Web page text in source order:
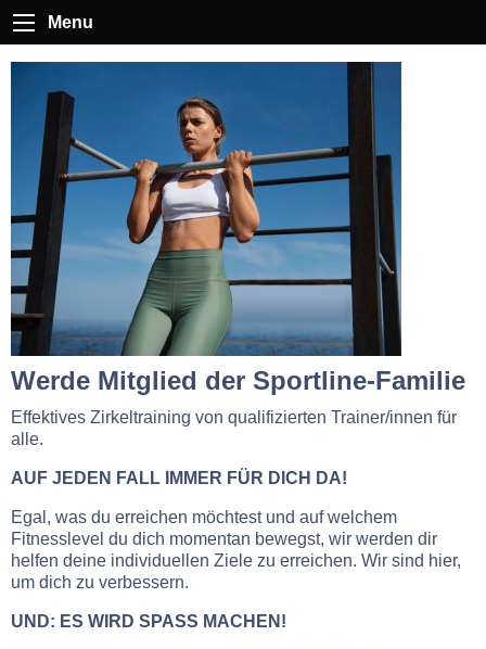
Menu
Werde Mitglied der Sportline-Familie
Effektives Zirkeltraining von qualifizierten Trainer/innen für
alle.
AUF JEDEN FALL IMMER FÜR DICH DA!
Egal, was du erreichen möchtest und auf welchem
Fitnesslevel du dich momentan bewegst, wir werden dir
helfen deine individuellen Ziele zu erreichen. Wir sind hier,
um dich zu verbessern.
UND: ES WIRD SPASS MACHEN!